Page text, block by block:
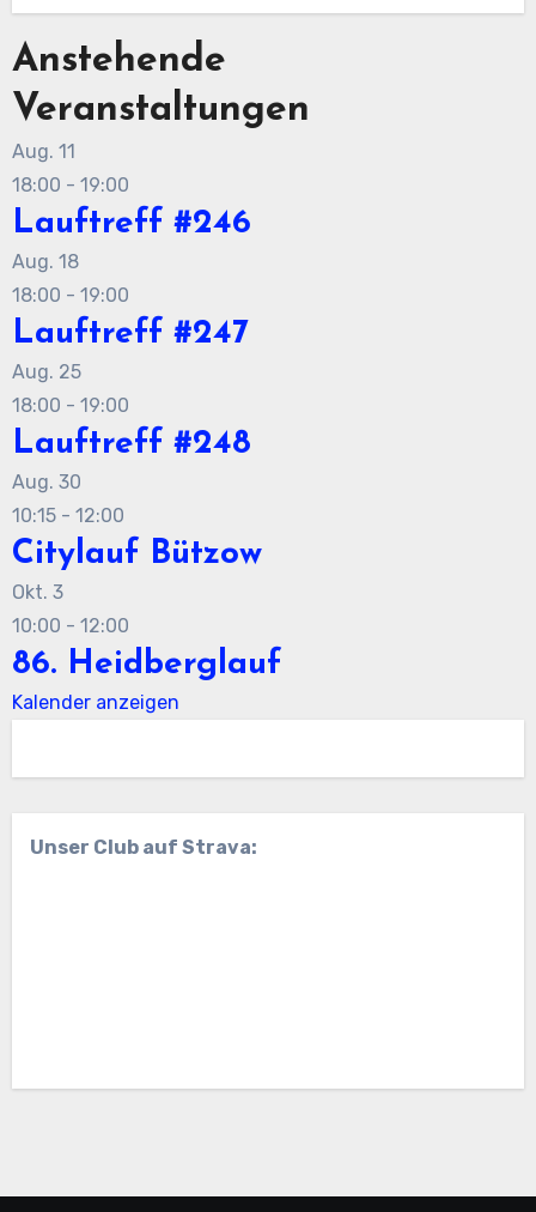
Anstehende
Veranstaltungen
Aug. 11
18:00 - 19:00
Lauftreff #246
Aug. 18
18:00 - 19:00
Lauftreff #247
Aug. 25
18:00 - 19:00
Lauftreff #248
Aug. 30
10:15- 12:00
Citylauf Bützow
Okt. 3
10:00 - 12:00
86. Heidberglauf
Kalender anzeigen
Unser Club auf Strava: